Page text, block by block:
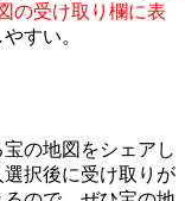
の受け取り欄に表
すい。
の地図をシェアし
択後に受け取りが